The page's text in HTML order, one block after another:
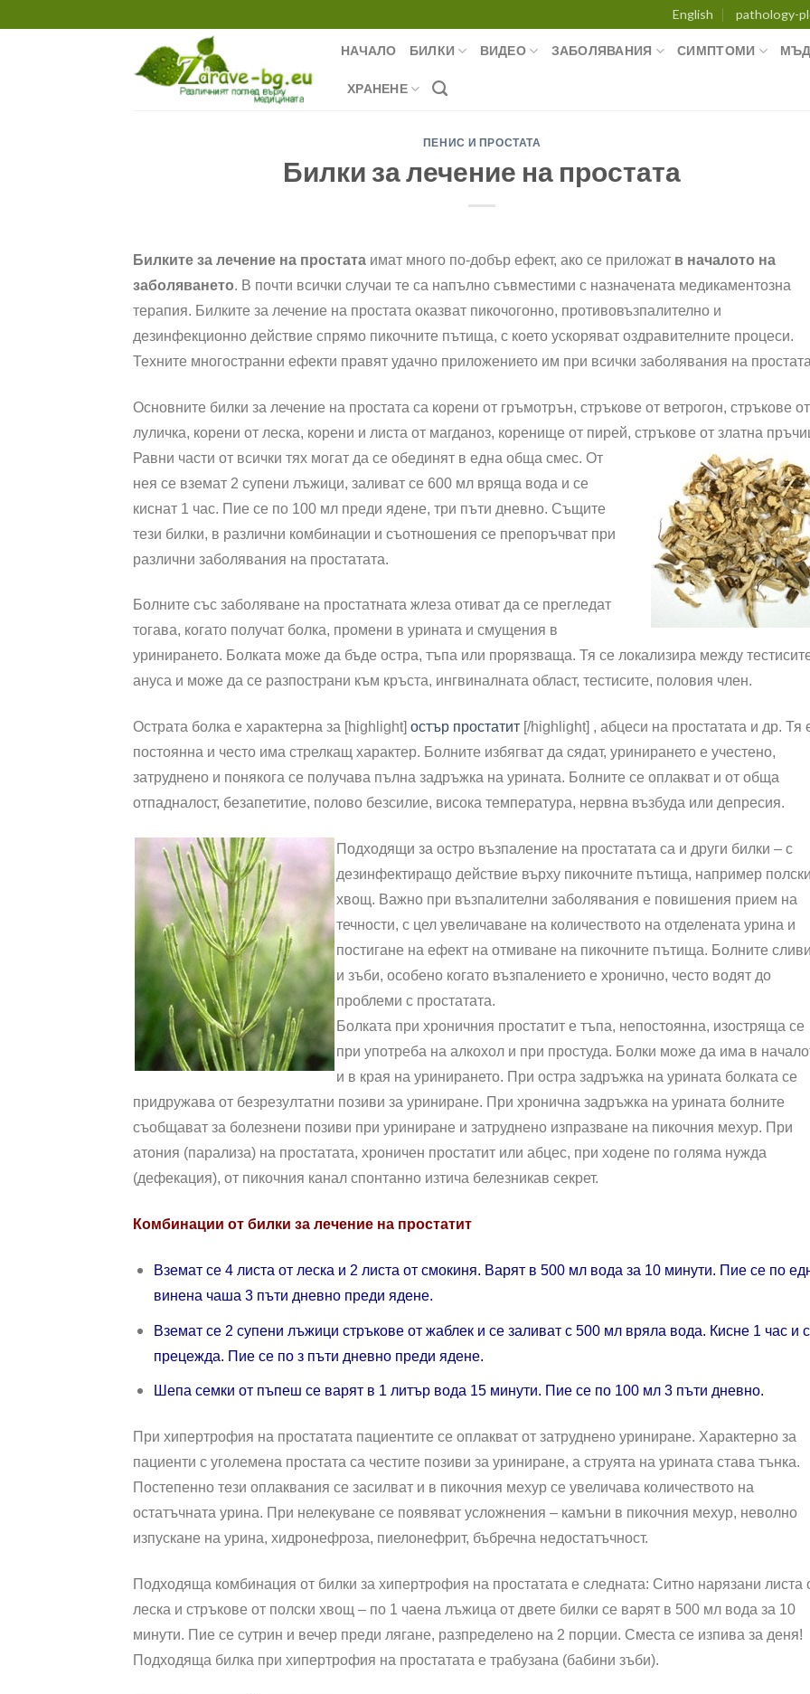
English pathology-
НАЧАЛО БИЛКИ ВИДЕО ЗАБОЛЯВАНИЯ СИМПТОМИ
ХРАНЕНЕ
ПЕНИС И ПРОСТАТА
Билки за лечение на простата
Билките за лечение на простата имат много по-добър ефект, ако се приложат в началото на
заболяването. В почти всички случаи те са напълно съвместими с назначената медикаментозна
терапия. Билките за лечение на простата оказват пикочогонно, противовъзпалително и
дезинфекционно действие спрямо пикочните пътища, с което ускоряват оздравителните процеси.
Техните многостранни ефекти правят удачно приложението им при всички заболявания на
Основните билки за лечение на простата са корени от гръмотрън, стръкове от ветрогон, стръкове от
луличка, корени от леска, корени и листа от магданоз, коренище от пирей, стръкове от златна
Равни части от всички тях могат да се обединят в една обща смес. От
нея се вземат 2 супени лъжици, заливат се 600 мл вряща вода и се
киснат 1 час. Пие се по 100 мл преди ядене, три пъти дневно. Същите
тези билки, в различни комбинации и съотношения се препоръчват при
различни заболявания на простатата.
Болните със заболяване на простатната жлеза отиват да се прегледат
тогава, когато получат болка, промени в урината и смущения в
уринирането. Болката може да бъде остра, тъпа или прорязваща. Тя се локализира между
ануса и може да се разпострани към кръста, ингвиналната област, тестисите, половия член.
Острата болка е характерна за [highlight] остър простатит [/highlight] , абцеси на простатата и др. Тя
постоянна и често има стрелкащ характер. Болните избягват да сядат, уринирането е учестено,
затруднено и понякога се получава пълна задръжка на урината. Болните се оплакват и от обща
отпадналост, безапетитие, полово безсилие, висока температура, нервна възбуда или депресия.
Подходящи за остро възпаление на простатата са и други билки – с
дезинфектиращо действие върху пикочните пътища, например полски
хвощ. Важно при възпалителни заболявания е повишения прием на
течности, с цел увеличаване на количеството на отделената урина и
постигане на ефект на отмиване на пикочните пътища. Болните
и зъби, особено когато възпалението е хронично, често водят до
проблеми с простатата.
Болката при хроничния простатит е тъпа, непостоянна, изостряща се
при употреба на алкохол и при простуда. Болки може да има в
и в края на уринирането. При остра задръжка на урината болката се
придружава от безрезултатни позиви за уриниране. При хронична задръжка на урината болните
съобщават за болезнени позиви при уриниране и затруднено изпразване на пикочния мехур. При
атония (парализа) на простатата, хроничен простатит или абцес, при ходене по голяма нужда
(дефекация), от пикочния канал спонтанно изтича белезникав секрет.
Комбинации от билки за лечение на простатит
Вземат се 4 листа от леска и 2 листа от смокиня. Варят в 500 мл вода за 10 минути. Пие се по
винена чаша 3 пъти дневно преди ядене.
Вземат се 2 супени лъжици стръкове от жаблек и се заливат с 500 мл вряла вода. Кисне 1 час и
прецежда. Пие се по з пъти дневно преди ядене.
Шепа семки от пъпеш се варят в 1 литър вода 15 минути. Пие се по 100 мл 3 пъти дневно.
При хипертрофия на простатата пациентите се оплакват от затруднено уриниране. Характерно за
пациенти с уголемена простата са честите позиви за уриниране, а струята на урината става тънка.
Постепенно тези оплаквания се засилват и в пикочния мехур се увеличава количеството на
остатъчната урина. При нелекуване се появяват усложнения – камъни в пикочния мехур, неволно
изпускане на урина, хидронефроза, пиелонефрит, бъбречна недостатъчност.
Подходяща комбинация от билки за хипертрофия на простатата е следната: Ситно нарязани листа
леска и стръкове от полски хвощ – по 1 чаена лъжица от двете билки се варят в 500 мл вода за 10
минути. Пие се сутрин и вечер преди лягане, разпределено на 2 порции. Сместа се изпива за деня!
Подходяща билка при хипертрофия на простатата е трабузана (бабини зъби).